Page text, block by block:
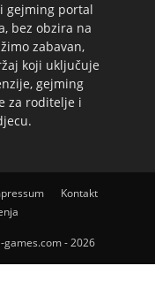
gejming portal
bez obzira na
zabavan,
koji uključuje
gejming
za roditelje i
Kontakt
- 2026